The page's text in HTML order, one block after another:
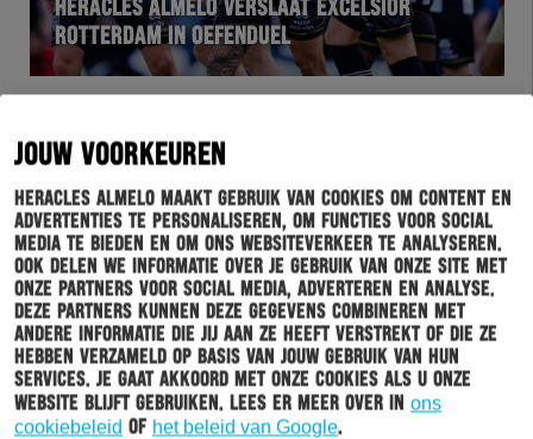
JOUW VOORKEUREN
Heracles Almelo maakt gebruik van cookies om content en
advertenties te personaliseren, om functies voor social
media te bieden en om ons websiteverkeer te analyseren.
Ook delen we informatie over je gebruik van onze site met
onze partners voor social media, adverteren en analyse.
Deze partners kunnen deze gegevens combineren met
andere informatie die jij aan ze heeft verstrekt of die ze
hebben verzameld op basis van jouw gebruik van hun
services. Je gaat akkoord met onze cookies als u onze
website blijft gebruiken. Lees er meer over in ons
cookiebeleid of het beleid van Google.
HERACLES ALMELO VERSLAAT EXCELSIOR
ROTTERDAM IN OEFENDUEL
HERACLES 26-07-2023
STIJN BULTMAN EN DIEGO VAN OORSCHOT
TEKENEN EERSTE PROFCONTRACT BIJ HERACLES
ALMELO